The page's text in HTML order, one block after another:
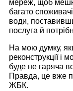
мереж, щоб
багато
води,
послуга й
На мою думку,
реконструкції і
буде не гаряча
Правда, це вже
ЖБК.